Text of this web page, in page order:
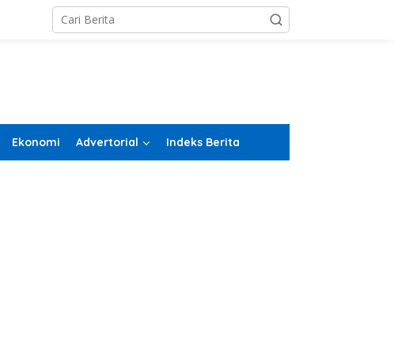
Ekonomi Advertorial Indeks Berita